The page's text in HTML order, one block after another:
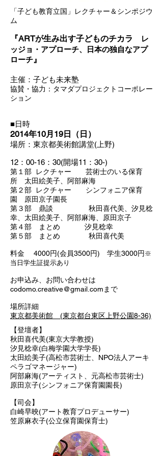
「子ども教育立国」レクチャー＆シンポジウ
ム
『ARTが生み出す子どものチカラ
レ
ッジョ・アプローチ、日本の独自なアプ
ローチ』
主催：子ども未来塾
協賛・協力：タマダプロジェクトコーポレー
ション
■日時
2014年10月19日（日）
場所：東京都美術館講堂(上野)
12：00-16：30(開場11：30-)
第１部 レクチャー 芸術士のいる保育
所 太田絵美子、阿部麻海
第２部 レクチャー シンフォニア保育
園 原田京子園長
第３部 鼎談 秋田喜代美、汐見稔
幸、太田絵美子、阿部麻海、原田京子
第４部 まとめ 汐見稔幸
第５部 まとめ 秋田喜代美
料金 4000円(会員3500円) 学生3000円 ※
当日学生証提示あり
お申込み、お問い合わせは
codomo.creative@gmail.com まで
場所詳細
東京都美術館 (東京都台東区上野公園8-36)
【登壇者】
秋田喜代美(東京大学教授)
汐見稔幸(白梅学園大学学長)
太田絵美子(高松市芸術士、NPO法人アーキ
ペラゴマネージャー)
阿部麻海(アーティスト、元高松市芸術士)
原田京子(シンフォニア保育園園長)
【司会】
白崎早映(アート教育プロデューサー)
笠原麻衣子(公立保育園保育士)